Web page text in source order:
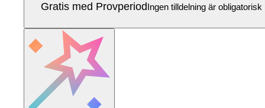
Gratis med ProvperiodIngen tilldelning är obligatorisk